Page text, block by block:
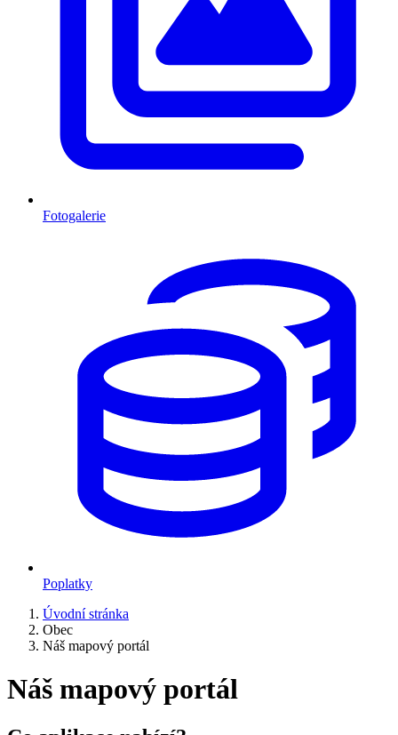
Fotogalerie
Poplatky
Úvodní stránka
Obec
Náš mapový portál
Náš mapový portál